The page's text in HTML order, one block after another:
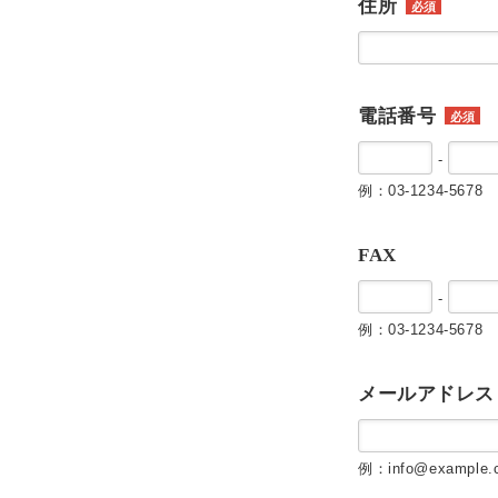
住所 必須
電話番号 必須
-
例：03-1234-5678
FAX
-
例：03-1234-5678
メールアドレス
例：